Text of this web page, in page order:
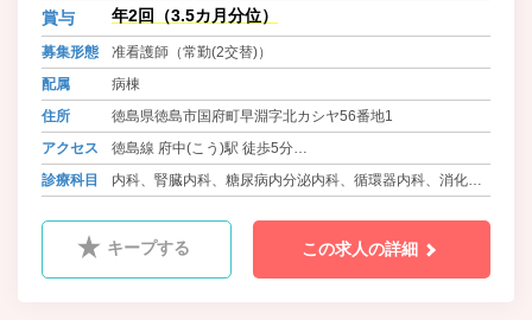
厚生労働省や徳島県から表彰されて
きました。これからもやりがいがあ
り安心して働ける職場づくりに取り
組みます。
賞与 年2回（3.5カ月分位）
募集形態
准看護師（常勤(2交替)）
配属
病棟
住所
徳島県徳島市国府町早淵字北カシヤ56番地1
アクセス
徳島線 府中(こう)駅 徒歩5分
バス 徳島バス 鴨島線・神山線 早淵 徒歩3分
診療科目
内科、腎臓内科、糖尿病内分泌内科、循環器内科、消化器
外科、整形外科、泌尿器科、耳鼻咽喉科、脳神経外科、心
キープする この求人の詳細